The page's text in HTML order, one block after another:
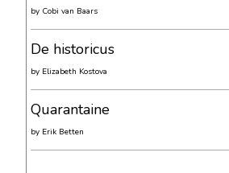
by Cobi van Baars
De historicus
by Elizabeth Kostova
Quarantaine
by Erik Betten